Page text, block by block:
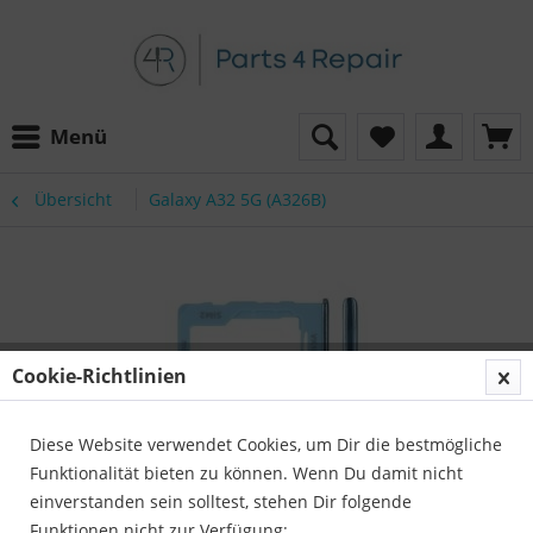
Menü
Übersicht Galaxy A32 5G (A326B)
Cookie-Richtlinien
Diese Website verwendet Cookies, um Dir die bestmögliche
Funktionalität bieten zu können. Wenn Du damit nicht
einverstanden sein solltest, stehen Dir folgende